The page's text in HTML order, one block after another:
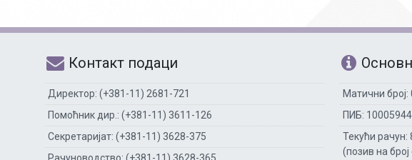
Контакт подаци
Директор: (+381-11) 2681-721
Помоћник дир.: (+381-11) 3611-126
Секретаријат: (+381-11) 3628-375
Матични
ПИБ:
Текући
(позив на